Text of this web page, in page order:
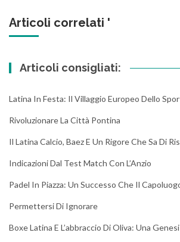
Articoli correlati '
Articoli consigliati:
Latina In Festa: Il Villaggio Europeo Dello
Rivoluzionare La Città Pontina
Il Latina Calcio, Baez E Un Rigore Che Sa Di
Indicazioni Dal Test Match Con L’Anzio
Padel In Piazza: Un Successo Che Il
Permettersi Di Ignorare
Boxe Latina E L’abbraccio Di Oliva: Una